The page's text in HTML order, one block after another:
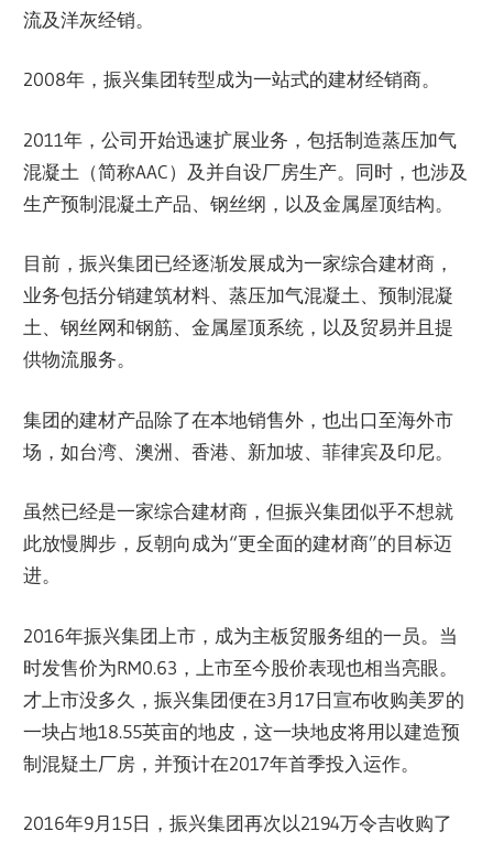
流及洋灰经销。
2008年，振兴集团转型成为一站式的建材经销商。
2011年，公司开始迅速扩展业务，包括制造蒸压加气
混凝土（简称AAC）及并自设厂房生产。同时，也涉及
生产预制混凝土产品、钢丝纲，以及金属屋顶结构。
目前，振兴集团已经逐渐发展成为一家综合建材商，
业务包括分销建筑材料、蒸压加气混凝土、预制混凝
土、钢丝网和钢筋、金属屋顶系统，以及贸易并且提
供物流服务。
集团的建材产品除了在本地销售外，也出口至海外市
场，如台湾、澳洲、香港、新加坡、菲律宾及印尼。
虽然已经是一家综合建材商，但振兴集团似乎不想就
此放慢脚步，反朝向成为“更全面的建材商”的目标迈
进。
2016年振兴集团上市，成为主板贸服务组的一员。当
时发售价为RM0.63，上市至今股价表现也相当亮眼。
才上市没多久，振兴集团便在3月17日宣布收购美罗的
一块占地18.55英亩的地皮，这一块地皮将用以建造预
制混疑土厂房，并预计在2017年首季投入运作。
2016年9月15日，振兴集团再次以2194万令吉收购了